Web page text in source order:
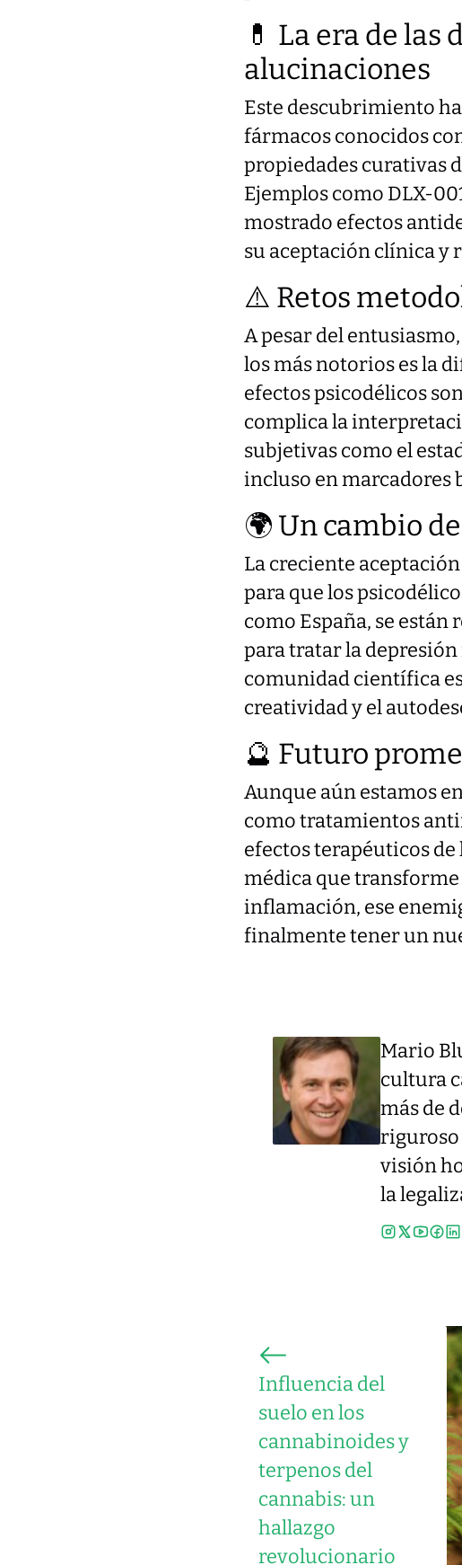
💊 La era de las
alucinaciones
Este descubrimiento
fármacos conocidos
propiedades curativas
Ejemplos como DLX-
mostrado efectos
su aceptación clínica y
⚠️ Retos
A pesar del
los más notorios es la
efectos psicodélicos
complica la
subjetivas como el
incluso en marcadores
🌍 Un cambio
La creciente
para que los
como España, se
para tratar la
comunidad científica
creatividad y el
🔮 Futuro
Aunque aún estamos
como tratamientos
efectos terapéuticos
médica que
inflamación, ese
finalmente tener un
Mario
cultura
más de
riguroso
visión
la
Influencia del
suelo en los
cannabinoides y
terpenos del
cannabis: un
hallazgo
revolucionario